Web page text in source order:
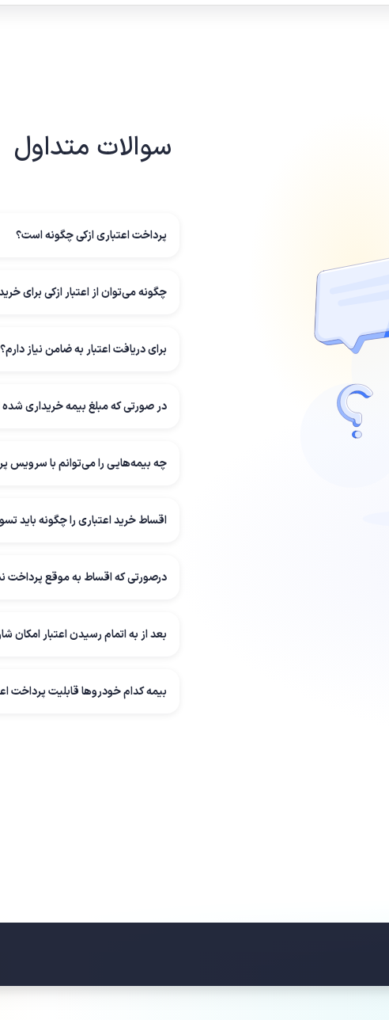
سوالات متداول
پرداخت اعتباری ازکی چگونه است؟
چگونه می‌توان از اعتبار ازکی برای
برای دریافت اعتبار به ضامن نیاز دارم؟
در صورتی که مبلغ بیمه خریداری شده
چه بیمه‌هایی را می‌توانم با سرویس
اقساط خرید اعتباری را چگونه باید
د‌ر‌صورتی‌ که اقساط به موقع پرداخت
بعد از به اتمام رسیدن اعتبار امکان
بیمه کدام خودروها قابلیت پرداخت